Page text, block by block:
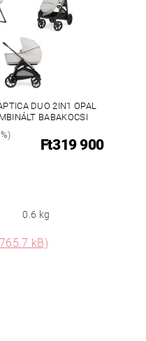
DUO 2IN1 OPAL
BABAKOCSI
Ft319 900
0.6 kg
kB)